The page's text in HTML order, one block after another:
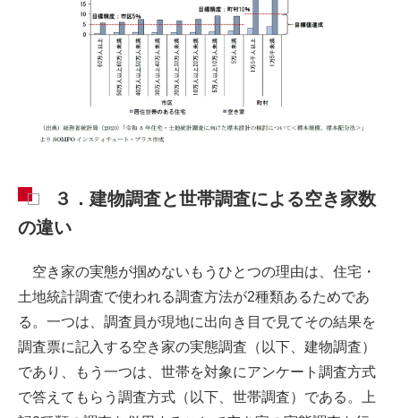
３．建物調査と世帯調査による空き家数
の違い
空き家の実態が掴めないもうひとつの理由は、住宅・
土地統計調査で使われる調査方法が2種類あるためであ
る。一つは、調査員が現地に出向き目で見てその結果を
調査票に記入する空き家の実態調査（以下、建物調査）
であり、もう一つは、世帯を対象にアンケート調査方式
で答えてもらう調査方式（以下、世帯調査）である。上